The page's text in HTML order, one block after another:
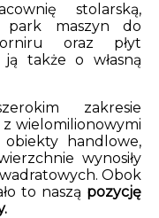
stolarską,
park maszyn do
oraz płyt
ją także o własną
zakresie
wielomilionowymi
handlowe,
wynosiły
Obok
to naszą pozycję